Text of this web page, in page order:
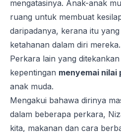
mengatasinya. Anak-anak
ruang untuk membuat
daripadanya, kerana itu
ketahanan dalam diri mereka.
Perkara lain yang
kepentingan menyemai nilai
anak muda.
Mengakui bahawa dirinya
dalam beberapa perkara,
kita, makanan dan cara